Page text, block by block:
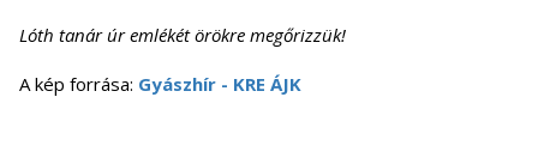
Lóth tanár úr emlékét örökre megőrizzük!
A kép forrása: Gyászhír - KRE ÁJK